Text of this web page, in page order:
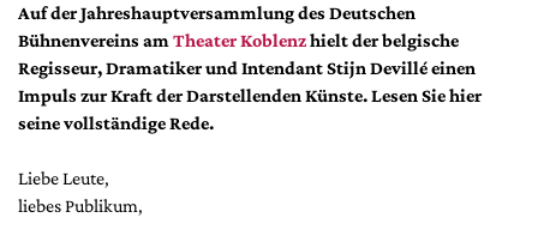
DdB-map
Kalender
Premierensuche
Hefte
Auf der Jahreshauptversammlung des Deutschen
Bühnenvereins am Theater Koblenzhielt der belgische
Regisseur, Dramatiker und Intendant Stijn Devillé einen
Impuls zur Kraft der Darstellenden Künste. Lesen Sie hier
seine vollständige Rede.
Liebe Leute,
liebes Publikum,